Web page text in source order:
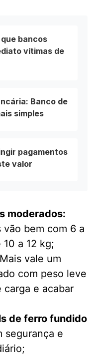
bancos
vítimas de
Banco de
simples
pagamentos
valor
moderados:
bem com 6 a
a 12 kg;
Mais vale um
com peso leve
carga e acabar
de ferro fundido
segurança e